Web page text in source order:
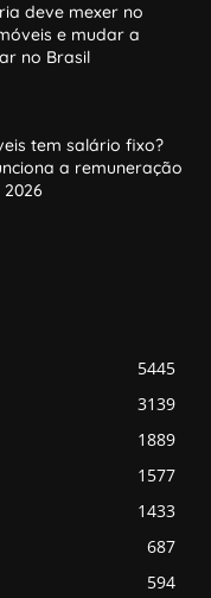
deve mexer no
e mudar a
no Brasil
tem salário fixo?
a remuneração
5445
3139
1889
1577
1433
687
594